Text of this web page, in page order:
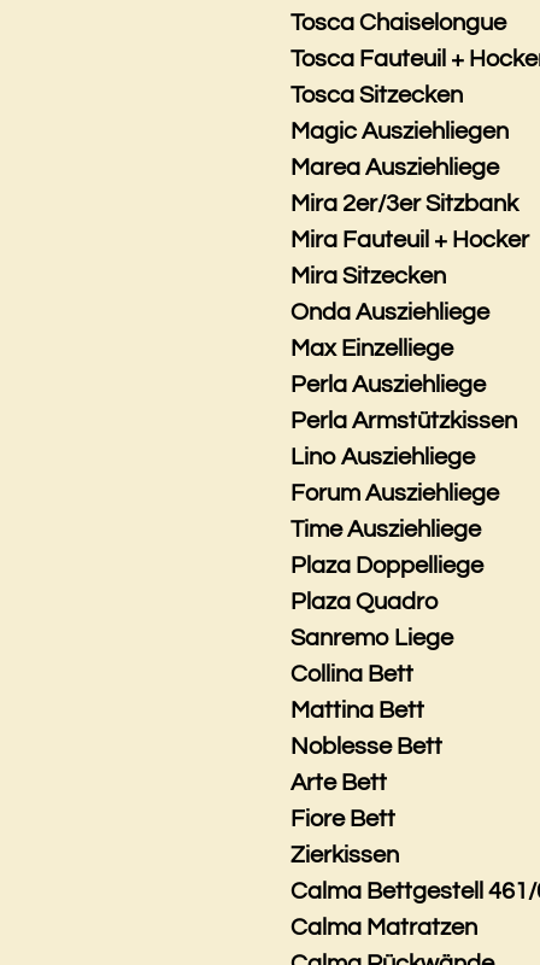
Tosca Chaiselongue
Tosca Fauteuil +
Tosca Sitzecken
Magic Ausziehliegen
Marea Ausziehliege
Mira 2er/3er Sitzbank
Mira Fauteuil + Hocker
Mira Sitzecken
Onda Ausziehliege
Max Einzelliege
Perla Ausziehliege
Perla Armstützkissen
Lino Ausziehliege
Forum Ausziehliege
Time Ausziehliege
Plaza Doppelliege
Plaza Quadro
Sanremo Liege
Collina Bett
Mattina Bett
Noblesse Bett
Arte Bett
Fiore Bett
Zierkissen
Calma Bettgestell
Calma Matratzen